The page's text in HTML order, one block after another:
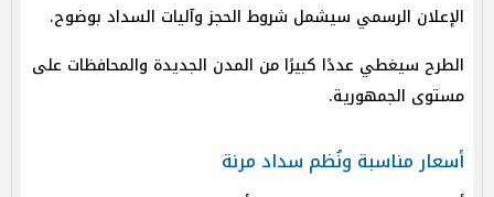
الإعلان الرسمي سيشمل شروط الحجز وآليات السداد بوضوح.
الطرح سيغطي عددًا كبيرًا من المدن الجديدة والمحافظات على
مستوى الجمهورية.
أسعار مناسبة ونُظم سداد مرنة